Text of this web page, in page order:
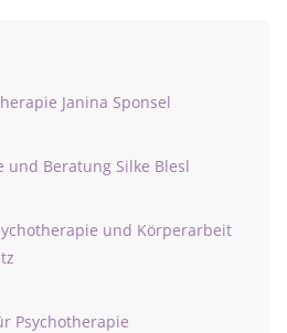
Janina Sponsel
und Beratung Silke Blesl
und Körperarbeit
Psychotherapie